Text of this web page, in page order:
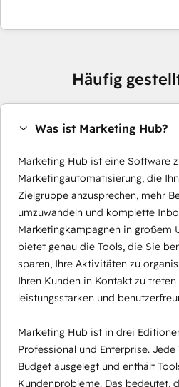
Häufig
Was ist Marketing Hub?
Marketing Hub ist eine Software
Marketingautomatisierung, die
Zielgruppe anzusprechen, mehr
umzuwandeln und komplette
Marketingkampagnen in großem
bietet genau die Tools, die Sie
sparen, Ihre Aktivitäten zu
Ihren Kunden in Kontakt zu treten
leistungsstarken und
Marketing Hub ist in drei
Professional und Enterprise.
Budget ausgelegt und enthält
Kundenprobleme. Das bedeutet,